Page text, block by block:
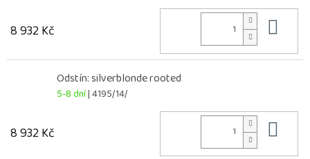
8 932 Kč
Odstín: silverblonde rooted
5-8 dní| 4195/14/
8 932 Kč